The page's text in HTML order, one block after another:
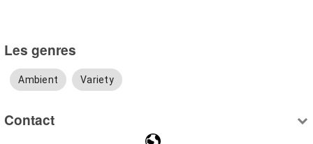
Les genres
Ambient Variety
Contact